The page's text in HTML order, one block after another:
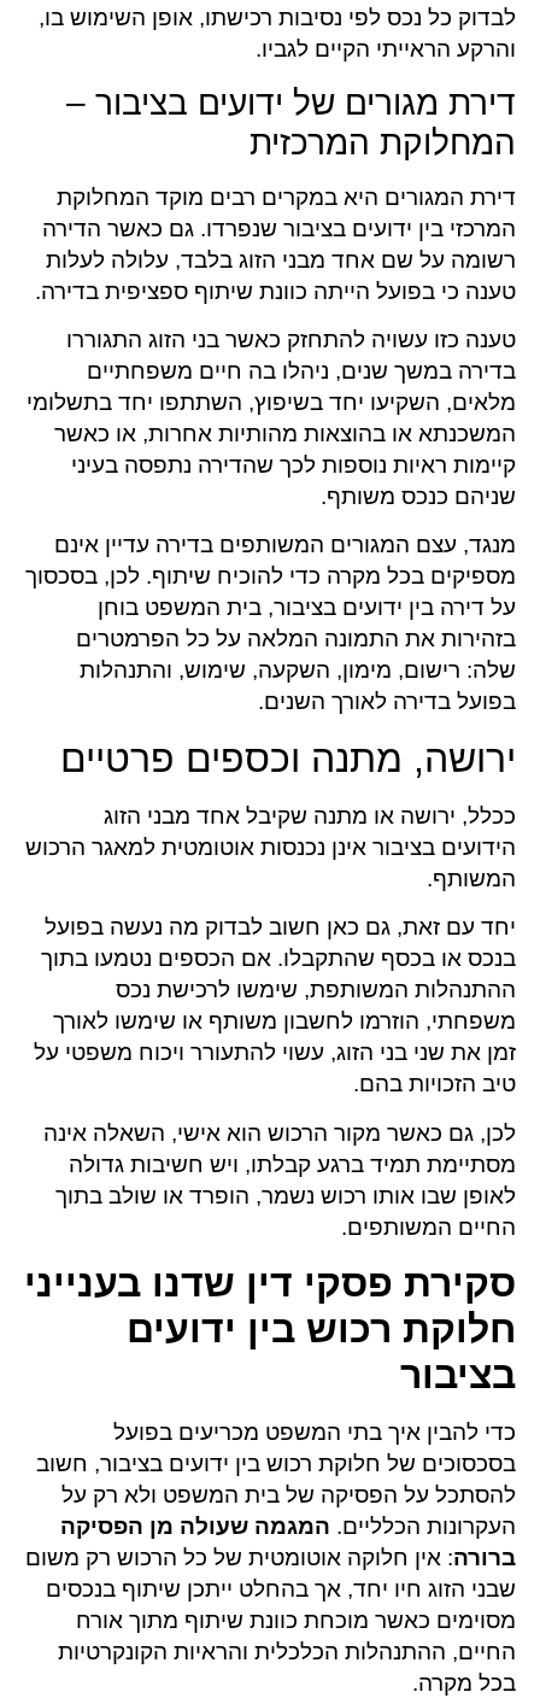
לבדוק כל נכס לפי נסיבות רכישתו, אופן השימוש בו,
והרקע הראייתי הקיים לגביו.
דירת מגורים של ידועים בציבור –
המחלוקת המרכזית
דירת המגורים היא במקרים רבים מוקד המחלוקת
המרכזי בין ידועים בציבור שנפרדו. גם כאשר הדירה
רשומה על שם אחד מבני הזוג בלבד, עלולה לעלות
טענה כי בפועל הייתה כוונת שיתוף ספציפית בדירה.
טענה כזו עשויה להתחזק כאשר בני הזוג התגוררו
בדירה במשך שנים, ניהלו בה חיים משפחתיים
מלאים, השקיעו יחד בשיפוץ, השתתפו יחד בתשלומי
המשכנתא או בהוצאות מהותיות אחרות, או כאשר
קיימות ראיות נוספות לכך שהדירה נתפסה בעיני
שניהם כנכס משותף.
מנגד, עצם המגורים המשותפים בדירה עדיין אינם
מספיקים בכל מקרה כדי להוכיח שיתוף. לכן, בסכסוך
על דירה בין ידועים בציבור, בית המשפט בוחן
בזהירות את התמונה המלאה על כל הפרמטרים
שלה: רישום, מימון, השקעה, שימוש, והתנהלות
בפועל בדירה לאורך השנים.
ירושה, מתנה וכספים פרטיים
ככלל, ירושה או מתנה שקיבל אחד מבני הזוג
הידועים בציבור אינן נכנסות אוטומטית למאגר הרכוש
המשותף.
יחד עם זאת, גם כאן חשוב לבדוק מה נעשה בפועל
בנכס או בכסף שהתקבלו. אם הכספים נטמעו בתוך
ההתנהלות המשותפת, שימשו לרכישת נכס
משפחתי, הוזרמו לחשבון משותף או שימשו לאורך
זמן את שני בני הזוג, עשוי להתעורר ויכוח משפטי על
טיב הזכויות בהם.
לכן, גם כאשר מקור הרכוש הוא אישי, השאלה אינה
מסתיימת תמיד ברגע קבלתו, ויש חשיבות גדולה
לאופן שבו אותו רכוש נשמר, הופרד או שולב בתוך
החיים המשותפים.
סקירת פסקי דין שדנו בענייני
חלוקת רכוש בין ידועים
בציבור
כדי להבין איך בתי המשפט מכריעים בפועל
בסכסוכים של חלוקת רכוש בין ידועים בציבור, חשוב
להסתכל על הפסיקה של בית המשפט ולא רק על
העקרונות הכלליים. המגמה שעולה מן הפסיקה
ברורה: אין חלוקה אוטומטית של כל הרכוש רק משום
שבני הזוג חיו יחד, אך בהחלט ייתכן שיתוף בנכסים
מסוימים כאשר מוכחת כוונת שיתוף מתוך אורח
החיים, ההתנהלות הכלכלית והראיות הקונקרטיות
בכל מקרה.